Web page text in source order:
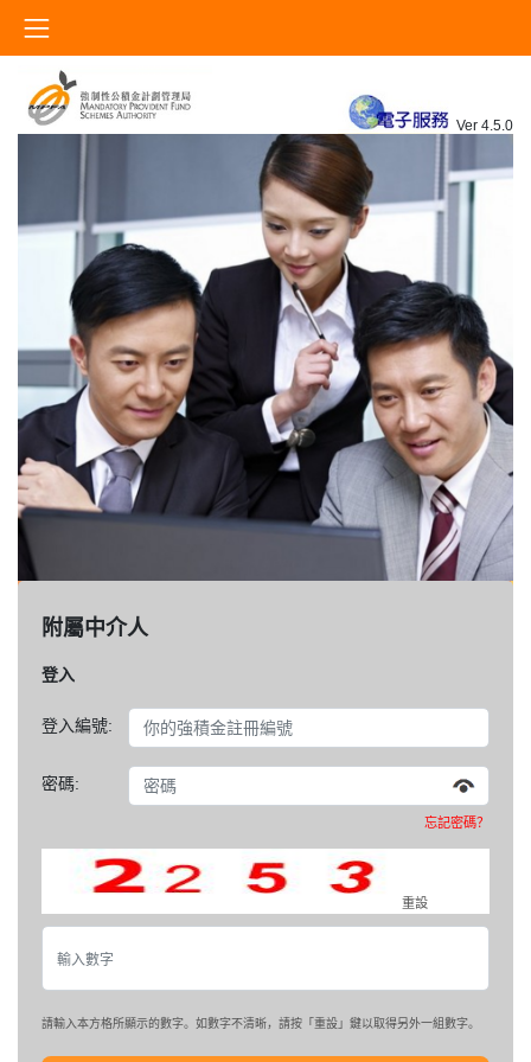
Ver 4.5.0
附屬中介人
登入
登入編號:
密碼:
忘記密碼？
重設
請輸入本方格所顯示的數字。如數字不清晰，請按「重設」鍵以取得另外一組數字。